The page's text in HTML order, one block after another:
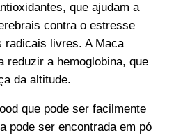
que ajudam a
contra o estresse
radicais livres. A Maca
reduzir a hemoglobina, que
da altitude.
que pode ser facilmente
pode ser encontrada em pó